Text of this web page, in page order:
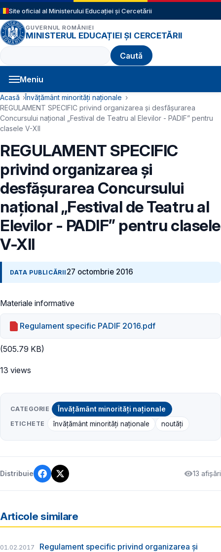
Sari la conținutul principal
Site oficial al Ministerului Educației și Cercetării
GUVERNUL ROMÂNIEI
MINISTERUL EDUCAȚIEI ȘI CERCETĂRII
Caută
Meniu
Navigație principală
Cale de navigare
Acasă
Învățământ minorități naționale
REGULAMENT SPECIFIC privind organizarea și desfășurarea
Concursului național „Festival de Teatru al Elevilor - PADIF” pentru
clasele V-XII
REGULAMENT SPECIFIC
privind organizarea și
desfășurarea Concursului
național „Festival de Teatru al
Elevilor - PADIF” pentru clasele
V-XII
DATA PUBLICĂRII 27 octombrie 2016
Materiale informative
Regulament specific PADIF 2016.pdf
(505.79 KB)
13 views
CATEGORIE Învățământ minorități naționale
ETICHETE învățământ minorități naționale noutăți
Distribuie 13 afișări
Articole similare
01.02.2017
Regulament specific privind organizarea şi